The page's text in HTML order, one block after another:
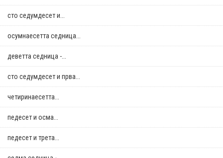
сто седумдесет и...
осумнaесетта седница...
деветта седница -...
сто седумдесет и прва...
четиринаесетта...
педесет и осма...
педесет и трета...